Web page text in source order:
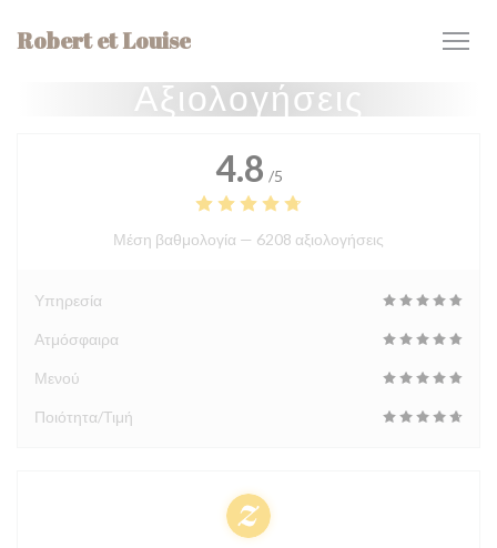
Robert et Louise
Αξιολογήσεις
4.8 /5
Μέση βαθμολογία — 6208 αξιολογήσεις
Υπηρεσία
Ατμόσφαιρα
Μενού
Ποιότητα/Τιμή